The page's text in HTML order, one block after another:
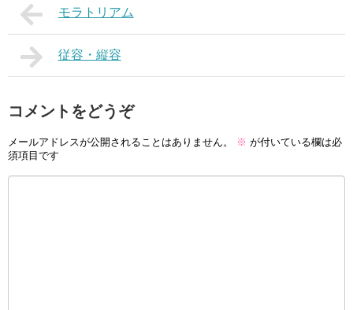
モラトリアム
従容・縦容
コメントをどうぞ
メールアドレスが公開されることはありません。 ※ が付いている欄は必
須項目です